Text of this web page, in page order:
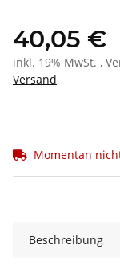
40,05 €
inkl. 19% MwSt. ,
Versand
Momentan
Beschreibung